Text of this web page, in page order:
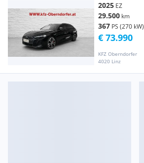
2025 EZ
29.500 km
367 PS (270 kW)
KFZ Oberndorfer
4020 Linz
€ 73.990